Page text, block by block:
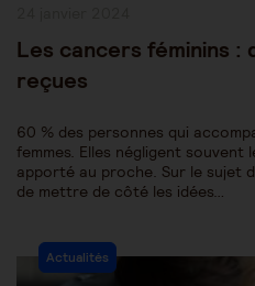
Les cancers féminins
reçues
60 % des personnes qui
femmes. Elles négligent
apporté au proche. Sur le sujet
de mettre de côté les idées…
Post
Category:
Actualités